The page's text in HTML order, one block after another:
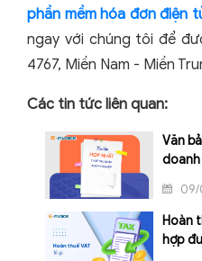
phần mềm hóa đơn điện
ngay với chúng tôi để
4767, Miền Nam - Miền
Các tin tức liên quan:
Văn
doanh
09/
Hoàn
hợp